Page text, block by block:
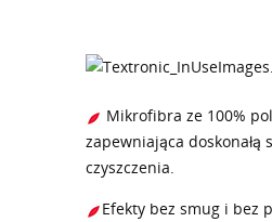
Mikrofibra ze 100%
zapewniająca doskonałą
czyszczenia.
Efekty bez smug i bez